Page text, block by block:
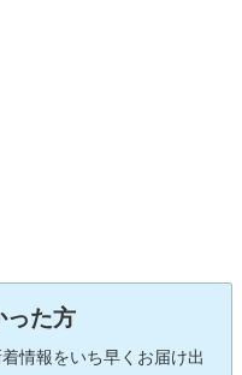
った方
情報をいち早くお届け出